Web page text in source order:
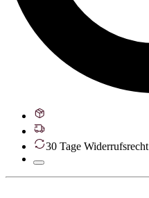
30 Tage Widerrufsrecht